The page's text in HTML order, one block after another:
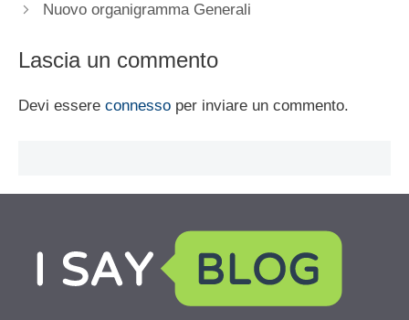
Nuovo organigramma Generali
Lascia un commento
Devi essere connesso per inviare un commento.